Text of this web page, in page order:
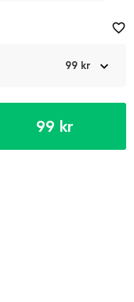
99 kr
99 kr
favorite_border